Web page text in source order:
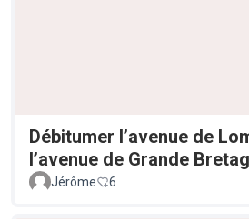
Débitumer l’avenue de
l’avenue de Grande
Jérôme 6